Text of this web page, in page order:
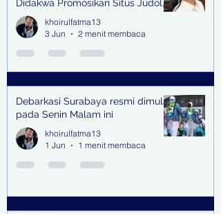
Didakwa Promosikan Situs Judol,
Raup Rp2 Juta dari Tiga Kali
Endorse
khoirulfatma13
3 Jun
2 menit membaca
Debarkasi Surabaya resmi dimulai
pada Senin Malam ini
khoirulfatma13
1 Jun
1 menit membaca